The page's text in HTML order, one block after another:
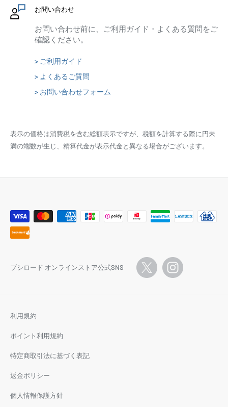
お問い合わせ
お問い合わせ前に、ご利用ガイド・よくある質問をご
確認ください。
> ご利用ガイド
> よくあるご質問
> お問い合わせフォーム
表示の価格は消費税を含む総額表示ですが、税額を計算する際に円未
満の端数が生じ、精算代金が表示代金と異なる場合がございます。
ブシロード オンラインストア公式SNS
利用規約
ポイント利用規約
特定商取引法に基づく表記
返金ポリシー
個人情報保護方針